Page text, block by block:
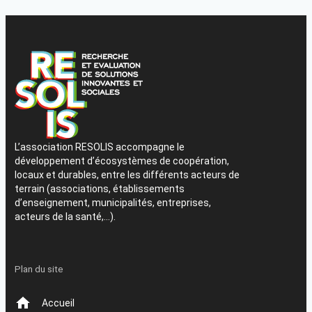
L’association RESOLIS accompagne le
développement d’écosystèmes de coopération,
locaux et durables, entre les différents acteurs de
terrain (associations, établissements
d’enseignement, municipalités, entreprises,
acteurs de la santé,…).
Plan du site
Accueil